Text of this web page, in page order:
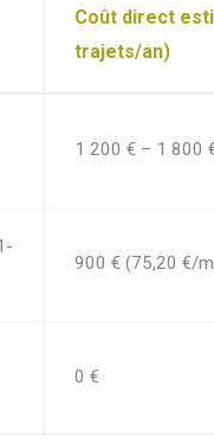
Coût direct
trajets/an)
1 200 € – 1 800
900 € (75,20 €/
0 €